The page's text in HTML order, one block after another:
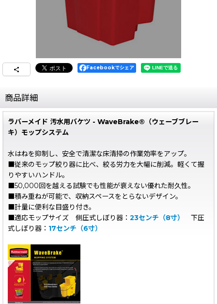
Facebookでシェア
商品詳細
ラバーメイド 汚水用バケツ - WaveBrake®（ウェーブブレー
キ）モップシステム
水はねを抑制し、安全で清潔な床清掃の作業効率をアップ。
■従来のモップ絞り器に比べ、絞る労力を大幅に削減。軽くて握
りやすいハンドル。
■50,000回を越える試験でも性能が衰えない優れた耐久性。
■積み重ねが可能で、収納スペースをとらないデザイン。
■計量に便利な目盛り付き。
■適応モップサイズ 側圧式しぼり器： 23センチ（8寸）
下圧
式しぼり器： 17センチ（6寸）